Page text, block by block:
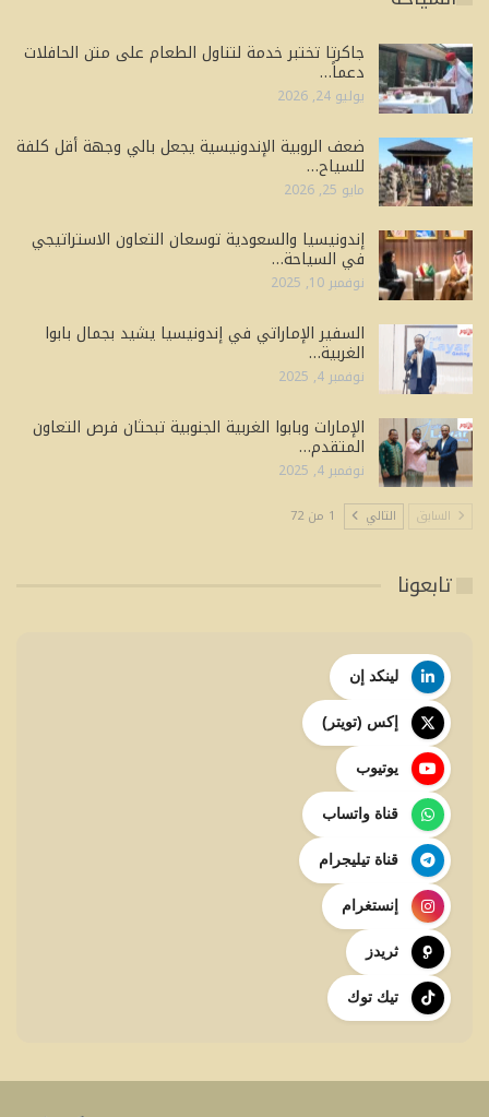
جاكرتا تختبر خدمة لتناول الطعام على متن الحافلات
دعماً…
يوليو 24, 2026
ضعف الروبية الإندونيسية يجعل بالي وجهة أقل كلفة
للسياح…
مايو 25, 2026
إندونيسيا والسعودية توسعان التعاون الاستراتيجي
في السياحة…
نوفمبر 10, 2025
السفير الإماراتي في إندونيسيا يشيد بجمال بابوا
الغربية…
نوفمبر 4, 2025
الإمارات وبابوا الغربية الجنوبية تبحثان فرص التعاون
المتقدم…
نوفمبر 4, 2025
السابق التالي 1 من 72
تابعونا
لينكد إن
إكس (تويتر)
يوتيوب
قناة واتساب
قناة تيليجرام
إنستغرام
ثريدز
تيك توك